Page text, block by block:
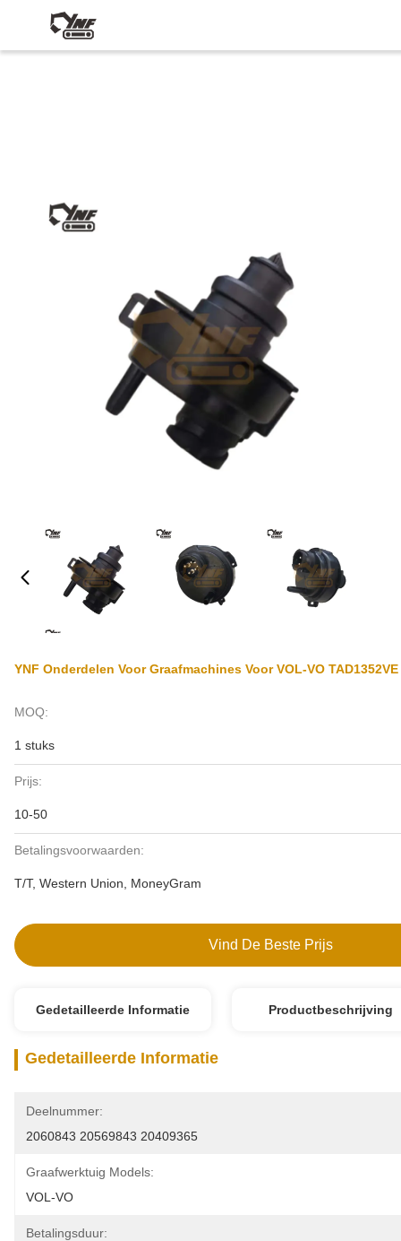
YNF Onderdelen Voor Graafmachines Voor VOL-VO
MOQ:
1 stuks
Prijs:
10-50
Betalingsvoorwaarden:
T/T, Western Union, MoneyGram
Vind De Beste Prijs
Gedetailleerde Informatie Productbeschrijving
Gedetailleerde Informatie
Deelnummer:
2060843 20569843 20409365
Graafwerktuig Models:
VOL-VO
Betalingsduur: